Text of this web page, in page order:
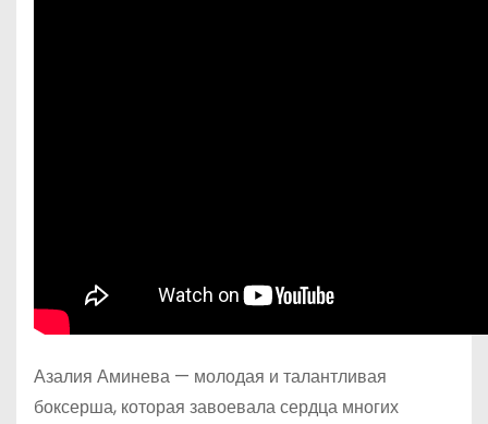
Азалия Аминева — молодая и талантливая
боксерша, которая завоевала сердца многих